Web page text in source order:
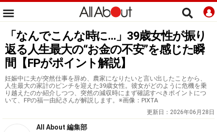
「なんでこんな時に…」39歳女性が振り
返る人生最大の“お金の不安”を感じた瞬
間【FPがポイント解説】
妊娠中に夫が突然仕事を辞め、農家になりたいと言い出したことから、
人生最大の家計のピンチを迎えた39歳女性。彼女がどのように危機を乗
り越えたのか紹介しつつ、突然の減収時にまず確認すべきポイントにつ
いて、FPの福一由紀さんが解説します。※画像：PIXTA
更新日： 2026年06月28日
All About 編集部